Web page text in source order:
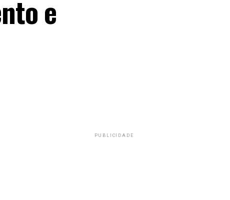
e
PUBLICIDADE